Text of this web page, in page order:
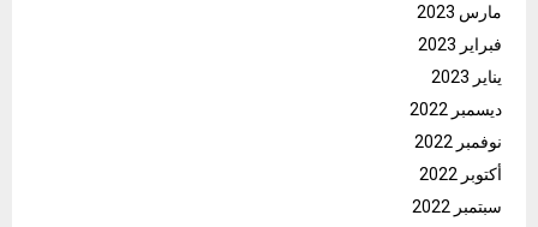
مارس 2023
فبراير 2023
يناير 2023
ديسمبر 2022
نوفمبر 2022
أكتوبر 2022
سبتمبر 2022